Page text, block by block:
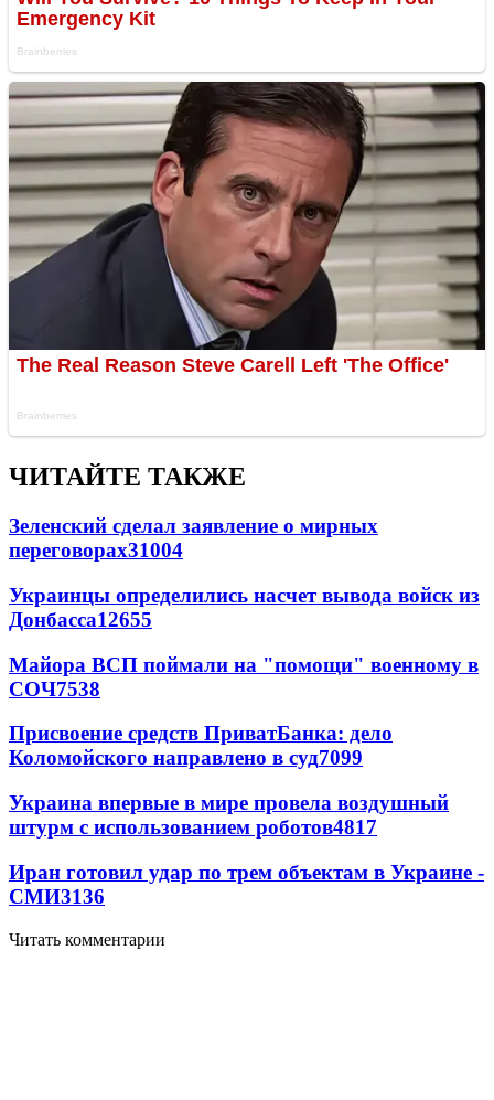
ЧИТАЙТЕ ТАКЖЕ
Зеленский сделал заявление о мирных
переговорах31004
Украинцы определились насчет вывода войск из
Донбасса12655
Майора ВСП поймали на "помощи" военному в
СОЧ7538
Присвоение средств ПриватБанка: дело
Коломойского направлено в суд7099
Украина впервые в мире провела воздушный
штурм с использованием роботов4817
Иран готовил удар по трем объектам в Украине -
СМИ3136
Читать комментарии